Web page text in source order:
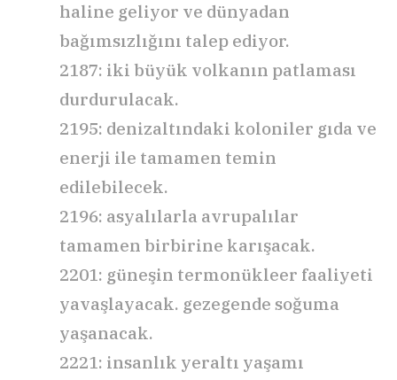
haline geliyor ve dünyadan
bağımsızlığını talep ediyor.
2187: iki büyük volkanın patlaması
durdurulacak.
2195: denizaltındaki koloniler gıda ve
enerji ile tamamen temin
edilebilecek.
2196: asyalılarla avrupalılar
tamamen birbirine karışacak.
2201: güneşin termonükleer faaliyeti
yavaşlayacak. gezegende soğuma
yaşanacak.
2221: insanlık yeraltı yaşamı